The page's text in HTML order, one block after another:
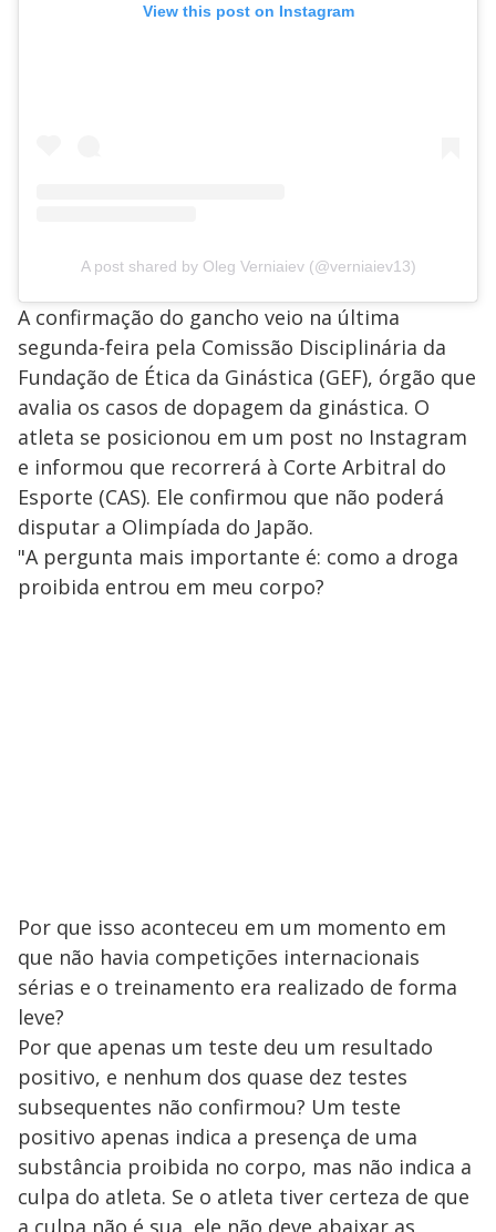
View this post on Instagram
A post shared by Oleg Verniaiev (@verniaiev13)
A confirmação do gancho veio na última
segunda-feira pela Comissão Disciplinária da
Fundação de Ética da Ginástica (GEF), órgão que
avalia os casos de dopagem da ginástica. O
atleta se posicionou em um post no Instagram
e informou que recorrerá à Corte Arbitral do
Esporte (CAS). Ele confirmou que não poderá
disputar a Olimpíada do Japão.
"A pergunta mais importante é: como a droga
proibida entrou em meu corpo?
Por que isso aconteceu em um momento em
que não havia competições internacionais
sérias e o treinamento era realizado de forma
leve?
Por que apenas um teste deu um resultado
positivo, e nenhum dos quase dez testes
subsequentes não confirmou? Um teste
positivo apenas indica a presença de uma
substância proibida no corpo, mas não indica a
culpa do atleta. Se o atleta tiver certeza de que